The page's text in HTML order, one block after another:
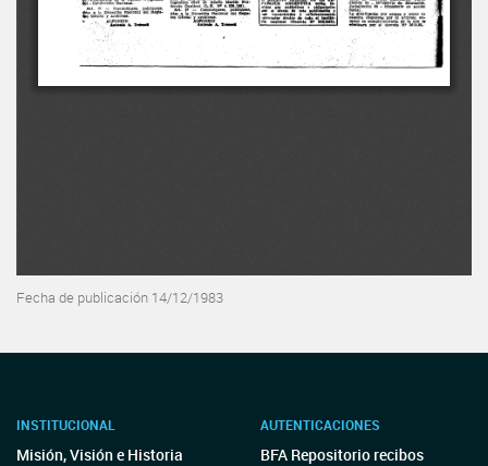
Fecha de publicación 14/12/1983
INSTITUCIONAL
Misión, Visión e Historia
AUTENTICACIONES
BFA Repositorio recibos